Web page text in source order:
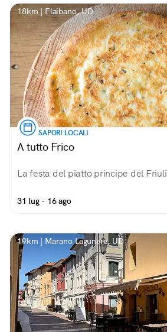
18km | Flaibano, UD
SAPORI LOCALI
A tutto Frico
La festa del piatto principe del Friuli
31 lug - 16 ago
19km | Marano Lagunare, UD